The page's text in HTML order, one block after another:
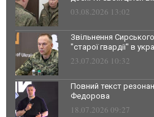
03.08.2026 13:02
Звільнення
"старої гвардії" в
23.07.2026 10:32
Повний текст
Федорова
18.07.2026 09:27